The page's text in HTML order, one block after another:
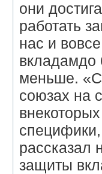
они
работать
нас и
вкладамдо
меньше.
союзах на
рассказал
защиты